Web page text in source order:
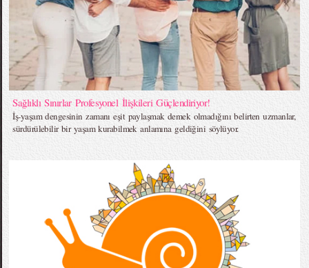
Sağlıklı Sınırlar Profesyonel İlişkileri Güçlendiriyor!
İş-yaşam dengesinin zamanı eşit paylaşmak demek olmadığını belirten uzmanlar,
sürdürülebilir bir yaşam kurabilmek anlamına geldiğini söylüyor.